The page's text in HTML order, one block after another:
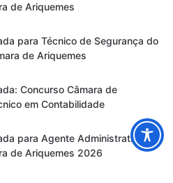
de Ariquemes
para Técnico de Segurança do
de Ariquemes
Concurso Câmara de
em Contabilidade
para Agente Administrativo no
de Ariquemes 2026